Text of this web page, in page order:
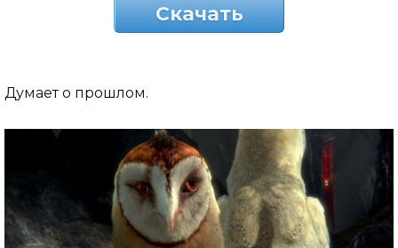
Скачать
Думает о прошлом.